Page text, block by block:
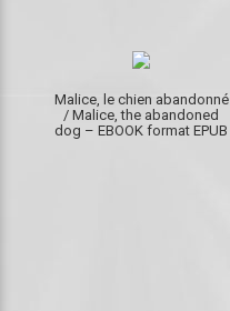
Malice, le chien abandonné
/ Malice, the abandoned
dog – EBOOK format EPUB